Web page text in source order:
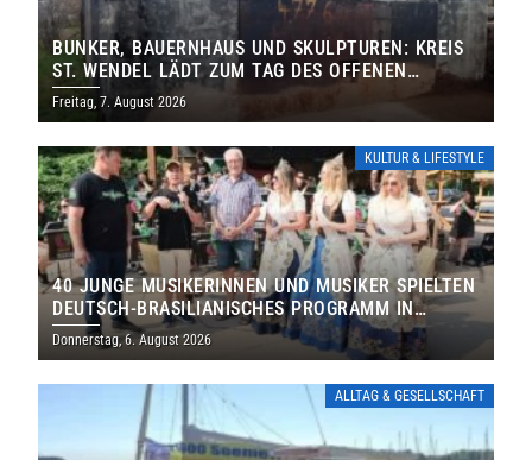
BUNKER, BAUERNHAUS UND SKULPTUREN: KREIS
ST. WENDEL LÄDT ZUM TAG DES OFFENEN
DENKMALS EIN
Freitag, 7. August 2026
KULTUR & LIFESTYLE
40 JUNGE MUSIKERINNEN UND MUSIKER SPIELTEN
DEUTSCH-BRASILIANISCHES PROGRAMM IN
THOLEY
Donnerstag, 6. August 2026
ALLTAG & GESELLSCHAFT